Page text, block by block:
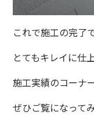
これで施工の完
とてもキレイに仕
施工実績のコーナ
ぜひご覧になって